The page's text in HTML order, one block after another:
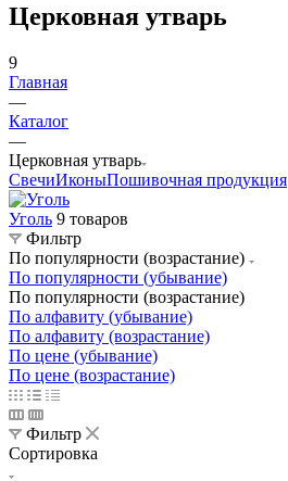
Церковная утварь
9
Главная
—
Каталог
—
Церковная утварь
СвечиИконыПошивочная продукция
Уголь 9 товаров
Фильтр
По популярности (возрастание)
По популярности (убывание)
По популярности (возрастание)
По алфавиту (убывание)
По алфавиту (возрастание)
По цене (убывание)
По цене (возрастание)
Фильтр
Сортировка